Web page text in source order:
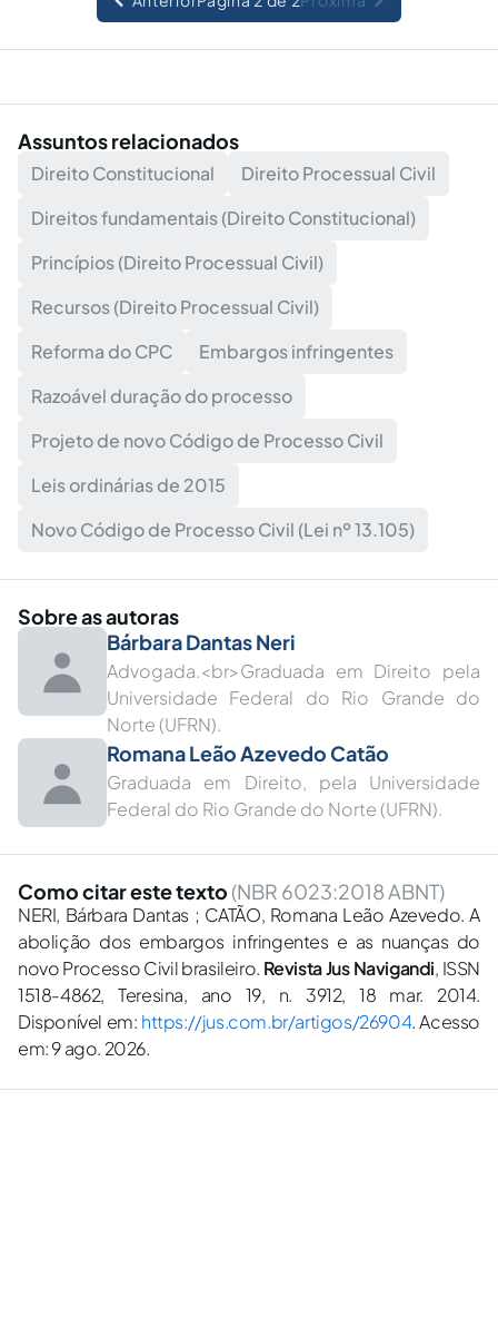
Assuntos relacionados
Direito Constitucional
Direito Processual Civil
Direitos fundamentais (Direito Constitucional)
Princípios (Direito Processual Civil)
Recursos (Direito Processual Civil)
Reforma do CPC
Embargos infringentes
Razoável duração do processo
Projeto de novo Código de Processo Civil
Leis ordinárias de 2015
Novo Código de Processo Civil (Lei nº 13.105)
Sobre as autoras
Bárbara Dantas Neri
Advogada.<br>Graduada em Direito pela
Universidade Federal do Rio Grande do
Norte (UFRN).
Romana Leão Azevedo Catão
Graduada em Direito, pela Universidade
Federal do Rio Grande do Norte (UFRN).
Como citar este texto (NBR 6023:2018 ABNT)
NERI, Bárbara Dantas ; CATÃO, Romana Leão Azevedo. A
abolição dos embargos infringentes e as nuanças do
novo Processo Civil brasileiro. Revista Jus Navigandi, ISSN
1518-4862, Teresina, ano 19, n. 3912, 18 mar. 2014.
Disponível em: https://jus.com.br/artigos/26904. Acesso
em: 9 ago. 2026.